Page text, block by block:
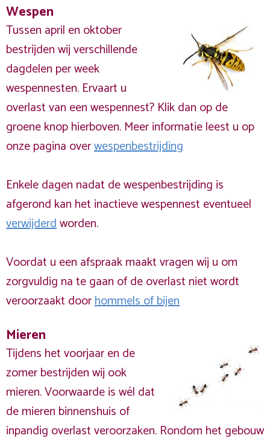
Wespen
Tussen april en oktober
bestrijden wij verschillende
dagdelen per week
wespennesten. Ervaart u
overlast van een wespennest? Klik dan op de
groene knop hierboven. Meer informatie leest u op
onze pagina overwespenbestrijding
Enkele dagen nadat de wespenbestrijding is
afgerond kan het inactieve wespennest eventueel
verwijderdworden.
Voordat u een afspraak maakt vragen wij u om
zorgvuldig na te gaan of de overlast niet wordt
veroorzaakt doorhommels of bijen
Mieren
Tijdens het voorjaar en de
zomer bestrijden wij ook
mieren. Voorwaarde is wél dat
de mieren binnenshuis of
inpandig overlast veroorzaken. Rondom het gebouw